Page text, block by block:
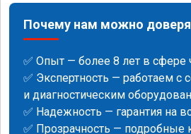
Почему нам можно
✅ Опыт — более 8 лет в сфере
✅ Экспертность — работаем
и диагностическим
✅ Надежность — гарантия на
✅ Прозрачность — подробные